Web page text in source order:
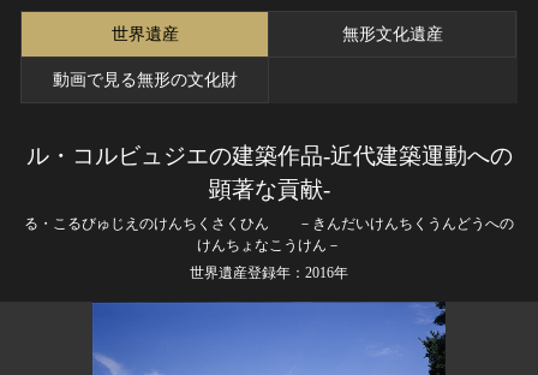
トップ
カテゴリで見る
世界遺産と無形文化遺産
全国の美術館・博物館
媒体資料・関連記事等
博物館、美術館の皆さまへ
文化庁よりご挨拶
今月のみどころ
お知らせ一覧
世界遺産 無形文化遺産
動画で見る無形の文化財
ル・コルビュジエの建築作品‐近代建築運動への
顕著な貢献‐
る・こるびゅじえのけんちくさくひん －きんだいけんちくうんどうへの
けんちょなこうけん－
世界遺産登録年：2016年